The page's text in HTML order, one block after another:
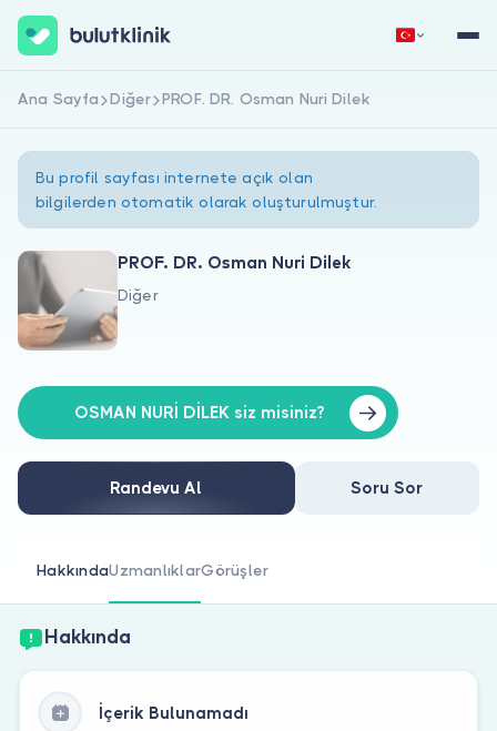
Hakkımızda
Doktorlar için
Doktor musunuz?
Hemen Kaydol Giriş Yap
Ana Sayfa Diğer PROF. DR. Osman Nuri Dilek
Bu profil sayfası internete açık olan
bilgilerden otomatik olarak oluşturulmuştur.
PROF. DR. Osman Nuri Dilek
Diğer
OSMAN NURİ DİLEK siz misiniz?
Randevu Al Soru Sor
HakkındaUzmanlıklarGörüşler
Hakkında
İçerik Bulunamadı